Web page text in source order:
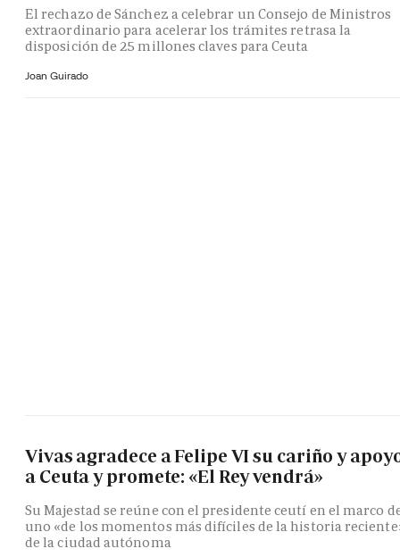
El rechazo de Sánchez a celebrar un Consejo de Ministros
extraordinario para acelerar los trámites retrasa la
disposición de 25 millones claves para Ceuta
Joan Guirado
Vivas agradece a Felipe VI su cariño y
a Ceuta y promete: «El Rey vendrá»
Su Majestad se reúne con el presidente ceutí en el marco
uno «de los momentos más difíciles de la historia
de la ciudad autónoma